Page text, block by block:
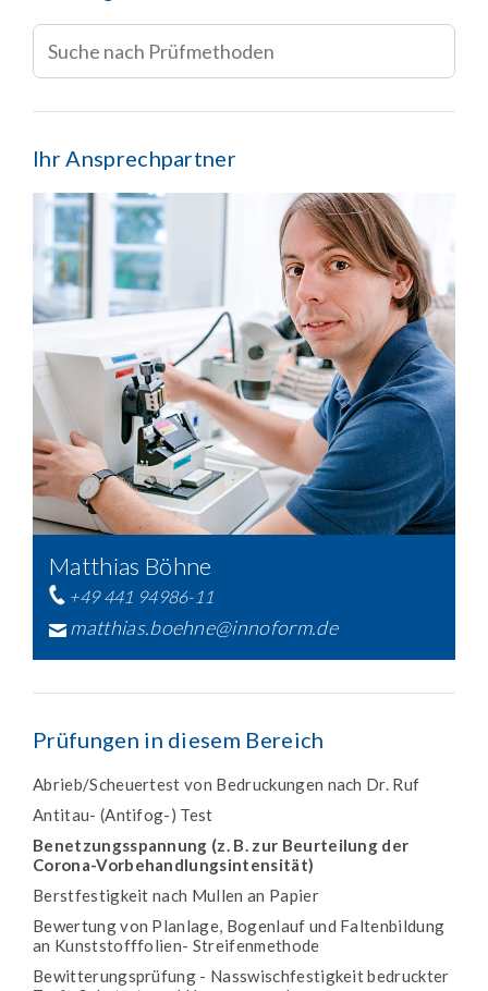
Ihr Ansprechpartner
Matthias Böhne
+49 441 94986-11
matthias.boehne@innoform.de
Prüfungen in diesem Bereich
Abrieb/Scheuertest von Bedruckungen nach Dr. Ruf
Antitau- (Antifog-) Test
Benetzungsspannung (z. B. zur Beurteilung der
Corona-Vorbehandlungsintensität)
Berstfestigkeit nach Mullen an Papier
Bewertung von Planlage, Bogenlauf und Faltenbildung
an Kunststofffolien- Streifenmethode
Bewitterungsprüfung - Nasswischfestigkeit bedruckter